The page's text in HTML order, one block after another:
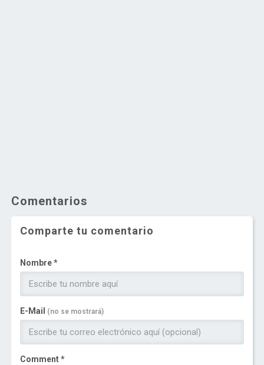
Comentarios
Comparte tu comentario
Nombre *
E-Mail (no se mostrará)
Comment *